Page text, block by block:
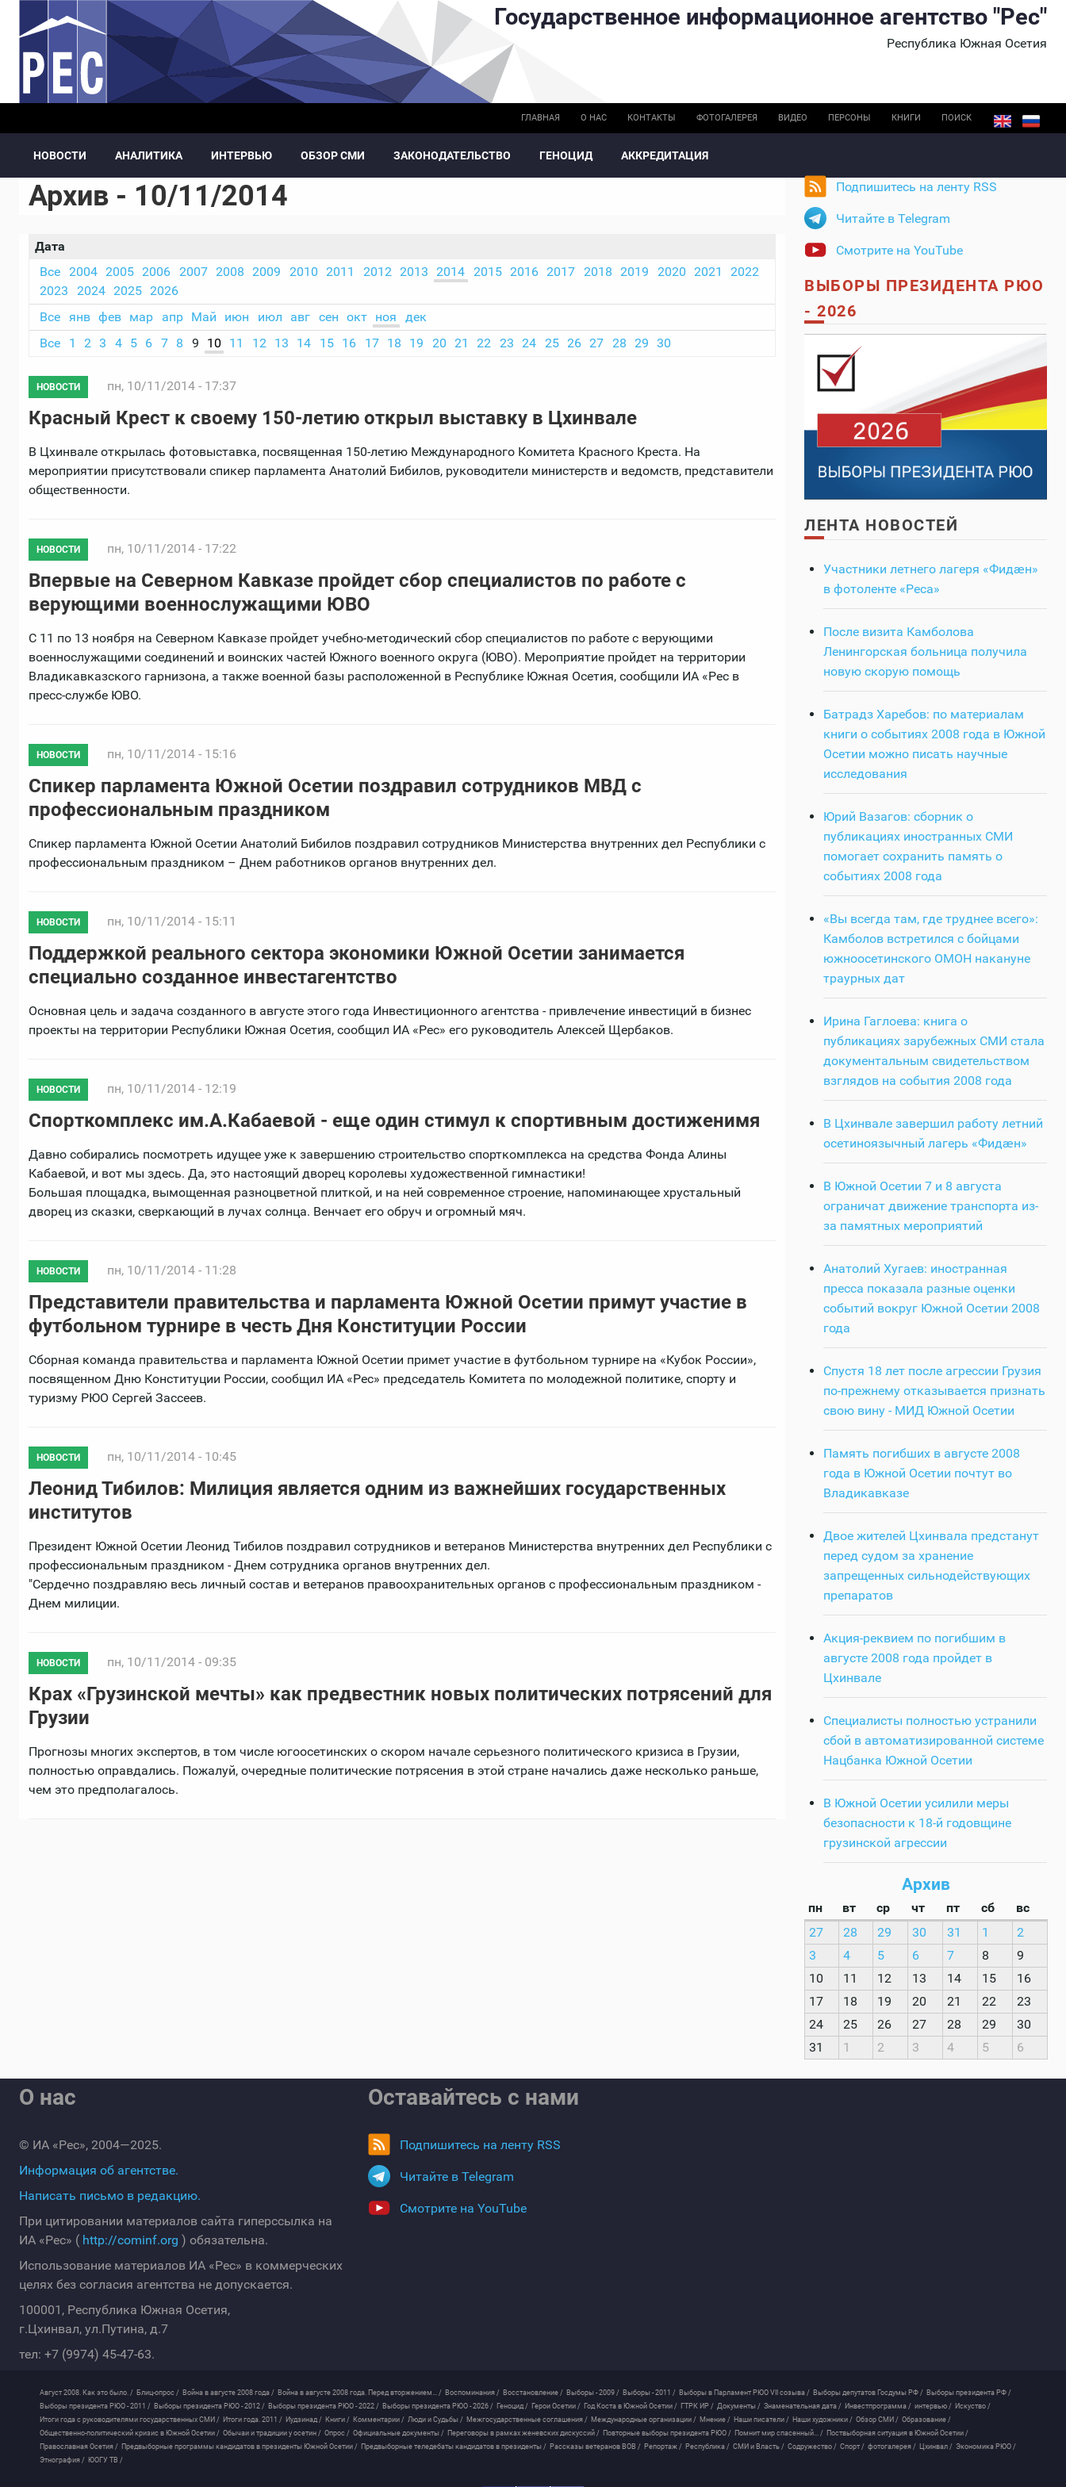
Перейти к основному содержанию Государственное информационное агентство "Рес"
Республика Южная Осетия
ГЛАВНАЯ О НАС КОНТАКТЫ ФОТОГАЛЕРЕЯ ВИДЕО ПЕРСОНЫ КНИГИ ПОИСК
НОВОСТИ АНАЛИТИКА ИНТЕРВЬЮ ОБЗОР СМИ ЗАКОНОДАТЕЛЬСТВО ГЕНОЦИД АККРЕДИТАЦИЯ
Архив - 10/11/2014
Дата
Все
2004 2005 2006 2007 2008 2009 2010 2011 2012 2013 2014 2015 2016 2017 2018 2019 2020 2021
2022
2023
2024 2025 2026
Все янв фев мар апр Май июн июл авг сен окт ноя
дек
Все
1 2 3 4 5 6 7 8 9 10 11 12 13 14 15 16 17 18 19 20 21 22 23 24 25 26 27 28 29 30
НОВОСТИ пн, 10/11/2014 - 17:37
Красный Крест к своему 150-летию открыл выставку в Цхинвале
В Цхинвале открылась фотовыставка, посвященная 150-летию Международного Комитета Красного Креста. На
мероприятии присутствовали спикер парламента Анатолий Бибилов, руководители министерств и ведомств, представители
общественности.
НОВОСТИ пн, 10/11/2014 - 17:22
Впервые на Северном Кавказе пройдет сбор специалистов по работе с
верующими военнослужащими ЮВО
С 11 по 13 ноября на Северном Кавказе пройдет учебно-методический сбор специалистов по работе с верующими
военнослужащими соединений и воинских частей Южного военного округа (ЮВО). Мероприятие пройдет на территории
Владикавказского гарнизона, а также военной базы расположенной в Республике Южная Осетия, сообщили ИА «Рес в
пресс-службе ЮВО.
НОВОСТИ пн, 10/11/2014 - 15:16
Спикер парламента Южной Осетии поздравил сотрудников МВД с
профессиональным праздником
Спикер парламента Южной Осетии Анатолий Бибилов поздравил сотрудников Министерства внутренних дел Республики с
профессиональным праздником – Днем работников органов внутренних дел.
НОВОСТИ пн, 10/11/2014 - 15:11
Поддержкой реального сектора экономики Южной Осетии занимается
специально созданное инвестагентство
Основная цель и задача созданного в августе этого года Инвестиционного агентства - привлечение инвестиций в бизнес
проекты на территории Республики Южная Осетия, сообщил ИА «Рес» его руководитель Алексей Щербаков.
НОВОСТИ пн, 10/11/2014 - 12:19
Спорткомплекс им.А.Кабаевой - еще один стимул к спортивным достиженимя
Давно собирались посмотреть идущее уже к завершению строительство спорткомплекса на средства Фонда Алины
Кабаевой, и вот мы здесь. Да, это настоящий дворец королевы художественной гимнастики!
Большая площадка, вымощенная разноцветной плиткой, и на ней современное строение, напоминающее хрустальный
дворец из сказки, сверкающий в лучах солнца. Венчает его обруч и огромный мяч.
НОВОСТИ пн, 10/11/2014 - 11:28
Представители правительства и парламента Южной Осетии примут участие в
футбольном турнире в честь Дня Конституции России
Сборная команда правительства и парламента Южной Осетии примет участие в футбольном турнире на «Кубок России»,
посвященном Дню Конституции России, сообщил ИА «Рес» председатель Комитета по молодежной политике, спорту и
туризму РЮО Сергей Зассеев.
НОВОСТИ пн, 10/11/2014 - 10:45
Леонид Тибилов: Милиция является одним из важнейших государственных
институтов
Президент Южной Осетии Леонид Тибилов поздравил сотрудников и ветеранов Министерства внутренних дел Республики с
профессиональным праздником - Днем сотрудника органов внутренних дел.
"Сердечно поздравляю весь личный состав и ветеранов правоохранительных органов с профессиональным праздником -
Днем милиции.
НОВОСТИ пн, 10/11/2014 - 09:35
Крах «Грузинской мечты» как предвестник новых политических потрясений для
Грузии
Прогнозы многих экспертов, в том числе югоосетинских о скором начале серьезного политического кризиса в Грузии,
полностью оправдались. Пожалуй, очередные политические потрясения в этой стране начались даже несколько раньше,
чем это предполагалось.
Подпишитесь на ленту RSS
Читайте в Telegram
Смотрите на YouTube
ВЫБОРЫ ПРЕЗИДЕНТА РЮО
- 2026
ЛЕНТА НОВОСТЕЙ
Участники летнего лагеря «Фидӕн»
в фотоленте «Реса»
После визита Камболова
Ленингорская больница получила
новую скорую помощь
Батрадз Харебов: по материалам
книги о событиях 2008 года в Южной
Осетии можно писать научные
исследования
Юрий Вазагов: сборник о
публикациях иностранных СМИ
помогает сохранить память о
событиях 2008 года
«Вы всегда там, где труднее всего»:
Камболов встретился с бойцами
южноосетинского ОМОН накануне
траурных дат
Ирина Гаглоева: книга о
публикациях зарубежных СМИ стала
документальным свидетельством
взглядов на события 2008 года
В Цхинвале завершил работу летний
осетиноязычный лагерь «Фидӕн»
В Южной Осетии 7 и 8 августа
ограничат движение транспорта из-
за памятных мероприятий
Анатолий Хугаев: иностранная
пресса показала разные оценки
событий вокруг Южной Осетии 2008
года
Спустя 18 лет после агрессии Грузия
по-прежнему отказывается признать
свою вину - МИД Южной Осетии
Память погибших в августе 2008
года в Южной Осетии почтут во
Владикавказе
Двое жителей Цхинвала предстанут
перед судом за хранение
запрещенных сильнодействующих
препаратов
Акция-реквием по погибшим в
августе 2008 года пройдет в
Цхинвале
Специалисты полностью устранили
сбой в автоматизированной системе
Нацбанка Южной Осетии
В Южной Осетии усилили меры
безопасности к 18-й годовщине
грузинской агрессии
Архив
пн вт ср чт пт сб
вс
27
28 29 30 31 1
2
3
4 5 6 7 8
9
10
11 12 13 14 15
16
17
18 19 20 21 22
23
24
25 26 27 28 29
30
31
1 2 3 4 5 6
О нас
© ИА «Рес», 2004—2025.
Информация об агентстве.
Написать письмо в редакцию.
При цитировании материалов сайта гиперссылка на
ИА «Рес» ( http://cominf.org ) обязательна.
Использование материалов ИА «Рес» в коммерческих
целях без согласия агентства не допускается.
100001, Республика Южная Осетия,
г.Цхинвал, ул.Путина, д.7
тел: +7 (9974) 45-47-63.
Оставайтесь с нами
Подпишитесь на ленту RSS
Читайте в Telegram
Смотрите на YouTube
Август 2008. Как это было. / Блиц-опрос / Война в августе 2008 года / Война в августе 2008 года. Перед вторжением... / Воспоминания / Восстановление / Выборы - 2009 / Выборы - 2011 / Выборы в Парламент РЮО VII созыва / Выборы депутатов Госдумы РФ / Выборы президента РФ /
Выборы президента РЮО - 2011 / Выборы президента РЮО - 2012 / Выборы президента РЮО - 2022 / Выборы президента РЮО - 2026 / Геноцид / Герои Осетии / Год Коста в Южной Осетии / ГТРК ИР / Документы / Знаменательная дата / Инвестпрограмма / интервью / Искуство /
Итоги года с руководителями государственных СМИ / Итоги года. 2011 / Иудзинад / Книги / Комментарии / Люди и Судьбы / Межгосударственные соглашения / Международные организации / Мнение / Наши писатели / Наши художники / Обзор СМИ / Образование /
Общественно-политический кризис в Южной Осетии / Обычаи и традиции у осетин / Опрос / Официальные документы / Переговоры в рамках женевских дискуссий / Повторные выборы президента РЮО / Помнит мир спасенный... / Поствыборная ситуация в Южной Осетии /
Православная Осетия / Предвыборные программы кандидатов в президенты Южной Осетии / Предвыборные теледебаты кандидатов в президенты / Рассказы ветеранов ВОВ / Репортаж / Республика / СМИ и Власть / Содружество / Спорт / фотогалерея / Цхинвал / Экономика РЮО /
Этнография / ЮОГУ ТВ /